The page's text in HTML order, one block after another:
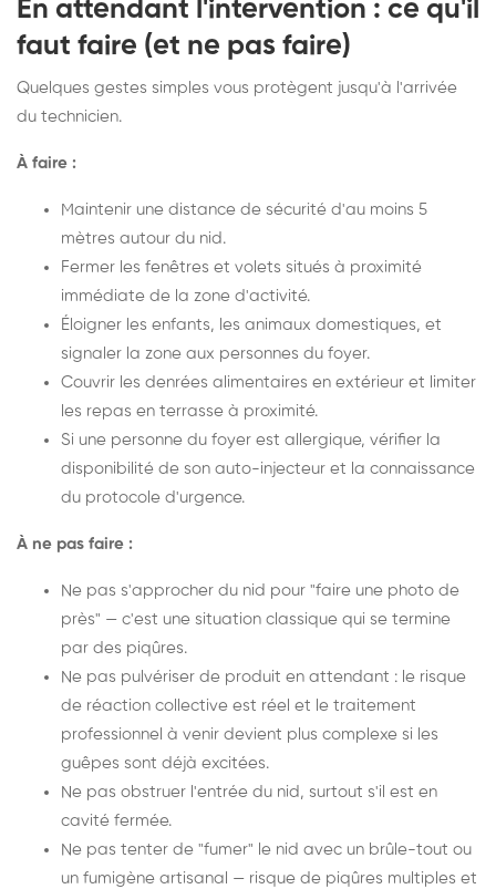
En attendant l'intervention : ce qu'il
faut faire (et ne pas faire)
Quelques gestes simples vous protègent jusqu'à l'arrivée
du technicien.
À faire :
Maintenir une distance de sécurité d'au moins 5
mètres autour du nid.
Fermer les fenêtres et volets situés à proximité
immédiate de la zone d'activité.
Éloigner les enfants, les animaux domestiques, et
signaler la zone aux personnes du foyer.
Couvrir les denrées alimentaires en extérieur et limiter
les repas en terrasse à proximité.
Si une personne du foyer est allergique, vérifier la
disponibilité de son auto-injecteur et la connaissance
du protocole d'urgence.
À ne pas faire :
Ne pas s'approcher du nid pour "faire une photo de
près" — c'est une situation classique qui se termine
par des piqûres.
Ne pas pulvériser de produit en attendant : le risque
de réaction collective est réel et le traitement
professionnel à venir devient plus complexe si les
guêpes sont déjà excitées.
Ne pas obstruer l'entrée du nid, surtout s'il est en
cavité fermée.
Ne pas tenter de "fumer" le nid avec un brûle-tout ou
un fumigène artisanal — risque de piqûres multiples et